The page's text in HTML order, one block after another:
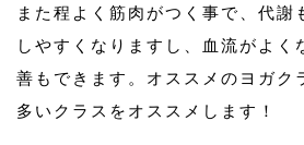
また程よく筋肉がつく事で、代謝
しやすくなりますし、血流がよく
善もできます。オススメのヨガク
多いクラスをオススメします！